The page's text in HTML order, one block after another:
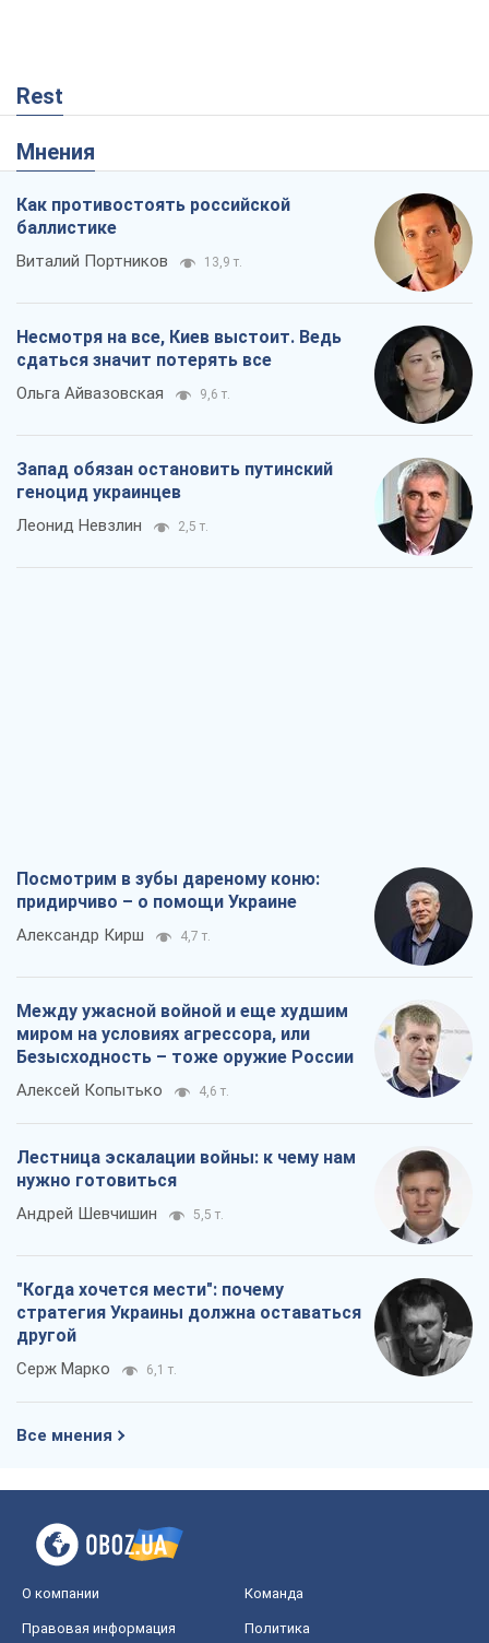
Rest
Мнения
Как противостоять российской
баллистике
Виталий Портников 13,9 т.
Несмотря на все, Киев выстоит. Ведь
сдаться значит потерять все
Ольга Айвазовская 9,6 т.
Запад обязан остановить путинский
геноцид украинцев
Леонид Невзлин 2,5 т.
Посмотрим в зубы дареному коню:
придирчиво – о помощи Украине
Александр Кирш 4,7 т.
Между ужасной войной и еще худшим
миром на условиях агрессора, или
Безысходность – тоже оружие России
Алексей Копытько 4,6 т.
Лестница эскалации войны: к чему нам
нужно готовиться
Андрей Шевчишин 5,5 т.
"Когда хочется мести": почему
стратегия Украины должна оставаться
другой
Серж Марко 6,1 т.
Все мнения
О компании Команда
Правовая информация
Политика